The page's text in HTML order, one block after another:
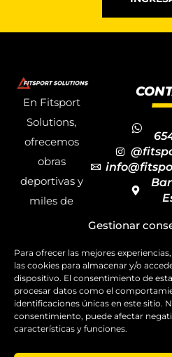
Gestionar
Para ofrecer las mejores
las cookies para almacenar y/o
dispositivo. El consentimiento de
procesar datos como el
identificaciones únicas en este sitio.
consentimiento, puede afectar
características y funciones.
En Fitsport
Solutions,
ofrecemos
obras
deportivas y
miles de
deportivos
para todas las
disciplinas,
garantizando
la calidad y el
de